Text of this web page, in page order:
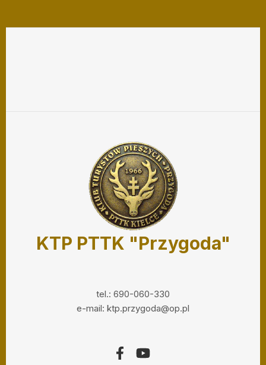
KTP PTTK "Przygoda"
tel.: 690-060-330
e-mail: ktp.przygoda@op.pl